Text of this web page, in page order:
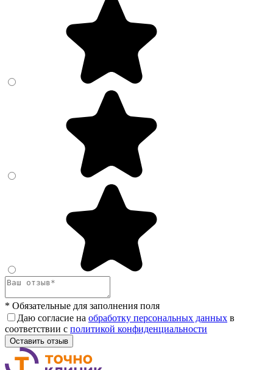
* Обязательные для заполнения поля
Даю согласие на обработку персональных данных в
соответствии с политикой конфиденциальности
Оставить отзыв